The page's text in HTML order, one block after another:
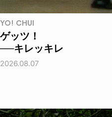
YO! CHUI
ゲッツ！
──キレッキレ
2026.08.07